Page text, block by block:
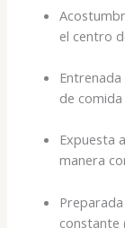
el centro
de comida
Expuesta
manera
constante